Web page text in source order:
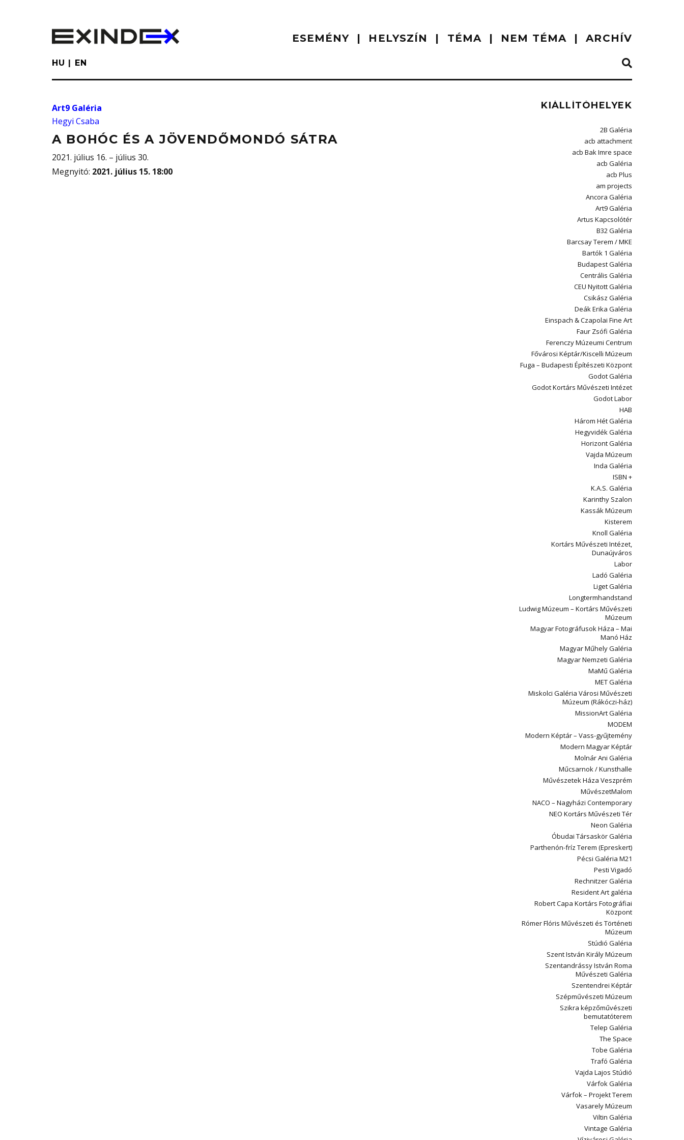
ESEMÉNY HELYSZÍN TÉMA NEM TÉMA ARCHÍV
HU EN
Art9 Galéria
Hegyi Csaba
A BOHÓC ÉS A JÖVENDŐMONDÓ SÁTRA
2021. július 16. – július 30.
Megnyitó: 2021. július 15. 18:00
KIÁLLÍTÓHELYEK
2B Galéria
acb attachment
acb Bak Imre space
acb Galéria
acb Plus
am projects
Ancora Galéria
Art9 Galéria
Artus Kapcsolótér
B32 Galéria
Barcsay Terem / MKE
Bartók 1 Galéria
Budapest Galéria
Centrális Galéria
CEU Nyitott Galéria
Csikász Galéria
Deák Erika Galéria
Einspach & Czapolai Fine Art
Faur Zsófi Galéria
Ferenczy Múzeumi Centrum
Fővárosi Képtár/Kiscelli Múzeum
Fuga – Budapesti Építészeti Központ
Godot Galéria
Godot Kortárs Művészeti Intézet
Godot Labor
HAB
Három Hét Galéria
Hegyvidék Galéria
Horizont Galéria
Vajda Múzeum
Inda Galéria
ISBN +
K.A.S. Galéria
Karinthy Szalon
Kassák Múzeum
Kisterem
Knoll Galéria
Kortárs Művészeti Intézet,
Dunaújváros
Labor
Ladó Galéria
Liget Galéria
Longtermhandstand
Ludwig Múzeum – Kortárs Művészeti
Múzeum
Magyar Fotográfusok Háza – Mai
Manó Ház
Magyar Műhely Galéria
Magyar Nemzeti Galéria
MaMű Galéria
MET Galéria
Miskolci Galéria Városi Művészeti
Múzeum (Rákóczi-ház)
MissionArt Galéria
MODEM
Modern Képtár – Vass-gyűjtemény
Modern Magyar Képtár
Molnár Ani Galéria
Műcsarnok / Kunsthalle
Művészetek Háza Veszprém
MűvészetMalom
NACO – Nagyházi Contemporary
NEO Kortárs Művészeti Tér
Neon Galéria
Óbudai Társaskör Galéria
Parthenón-fríz Terem (Epreskert)
Pécsi Galéria M21
Pesti Vigadó
Rechnitzer Galéria
Resident Art galéria
Robert Capa Kortárs Fotográfiai
Központ
Rómer Flóris Művészeti és Történeti
Múzeum
Stúdió Galéria
Szent István Király Múzeum
Szentandrássy István Roma
Művészeti Galéria
Szentendrei Képtár
Szépművészeti Múzeum
Szikra képzőművészeti
bemutatóterem
Telep Galéria
The Space
Tobe Galéria
Trafó Galéria
Vajda Lajos Stúdió
Várfok Galéria
Várfok – Projekt Terem
Vasarely Múzeum
Viltin Galéria
Vintage Galéria